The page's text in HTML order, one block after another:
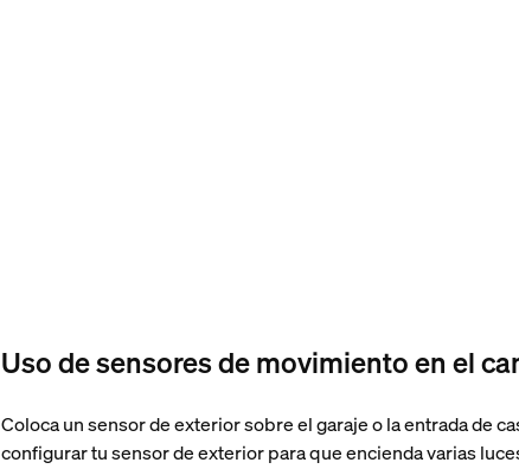
Uso de sensores de movimiento en el
Coloca un sensor de exterior sobre el garaje o la entrada de
configurar tu sensor de exterior para que encienda varias